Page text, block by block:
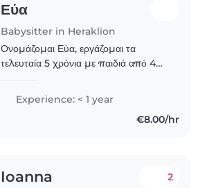
Εύα
Babysitter in Heraklion
Ονομάζομαι Εύα, εργάζομαι τα
τελευταία 5 χρόνια με παιδιά από 4
ρομποτικής σε ένα ιδιωτικό κέντρο
στο Ηράκλειο. Η ενασχόληση μου με
Experience: < 1 year
€8.00/hr
Ioanna 2